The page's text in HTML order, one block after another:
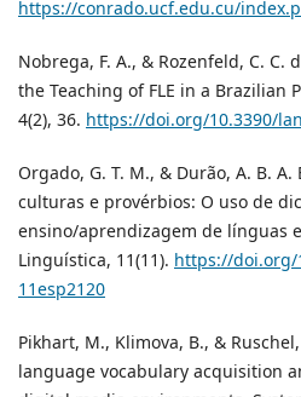
https://conrado.ucf.edu.cu/
Nobrega, F. A., & Rozenfeld, C. C.
the Teaching of FLE in a Brazilian
4(2), 36. https://doi.org/10.3390/
Orgado, G. T. M., & Durão, A. B.
culturas e provérbios: O uso de
ensino/aprendizagem de línguas
Linguística, 11(11). https://doi.org/
11esp2120
Pikhart, M., Klimova, B., &
language vocabulary acquisition